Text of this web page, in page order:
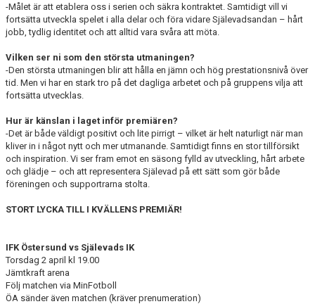
-Målet är att etablera oss i serien och säkra kontraktet. Samtidigt vill vi
fortsätta utveckla spelet i alla delar och föra vidare Själevadsandan – hårt
jobb, tydlig identitet och att alltid vara svåra att möta.
Vilken ser ni som den största utmaningen?
-Den största utmaningen blir att hålla en jämn och hög prestationsnivå över
tid. Men vi har en stark tro på det dagliga arbetet och på gruppens vilja att
fortsätta utvecklas.
Hur är känslan i laget inför premiären?
-Det är både väldigt positivt och lite pirrigt – vilket är helt naturligt när man
kliver in i något nytt och mer utmanande. Samtidigt finns en stor tillförsikt
och inspiration. Vi ser fram emot en säsong fylld av utveckling, hårt arbete
och glädje – och att representera Själevad på ett sätt som gör både
föreningen och supportrarna stolta.
STORT LYCKA TILL I KVÄLLENS PREMIÄR!
IFK Östersund vs Själevads IK
Torsdag 2 april kl 19.00
Jämtkraft arena
Följ matchen via MinFotboll
ÖA sänder även matchen (kräver prenumeration)